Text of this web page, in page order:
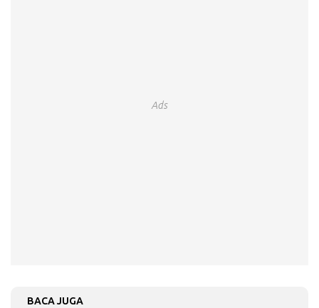
Ads
BACA JUGA